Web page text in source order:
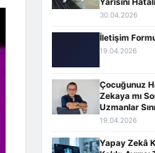
30.04.2026
İletişim
19.04.2026
Çocuğunuz
Zekaya mı
Uzmanlar
19.04.2026
Yapay Zekâ